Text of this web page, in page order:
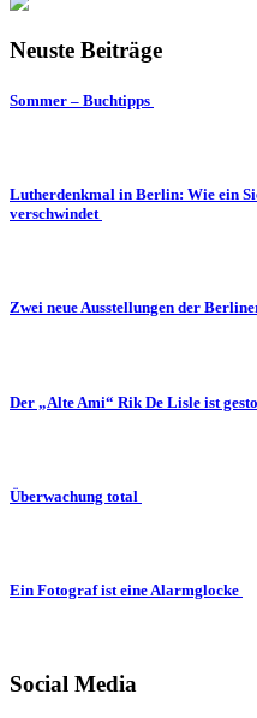
Neuste Beiträge
Sommer – Buchtipps
Lutherdenkmal in Berlin: Wie ein
verschwindet
Zwei neue Ausstellungen der
Der „Alte Ami“ Rik De Lisle ist
Überwachung total
Ein Fotograf ist eine Alarmglocke
Social Media